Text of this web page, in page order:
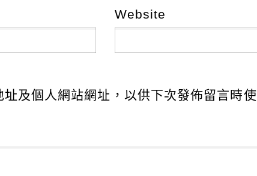
Website
及個人網站網址，以供下次發佈留言時使